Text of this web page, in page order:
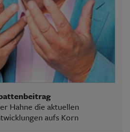
Hahne die aktuellen
aufs Korn